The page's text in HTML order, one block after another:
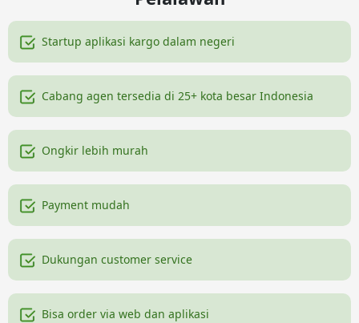
Startup aplikasi kargo dalam negeri
Cabang agen tersedia di 25+ kota besar Indonesia
Ongkir lebih murah
Payment mudah
Dukungan customer service
Bisa order via web dan aplikasi